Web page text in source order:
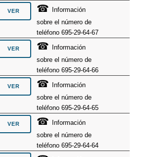
☎ Información
sobre el número de
teléfono 695-29-64-67
☎ Información
sobre el número de
teléfono 695-29-64-66
☎ Información
sobre el número de
teléfono 695-29-64-65
☎ Información
sobre el número de
teléfono 695-29-64-64